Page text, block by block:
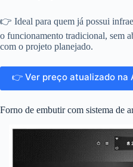
👉 Ideal para quem já possui
o funcionamento tradicional, sem
com o projeto planejado.
👉 Ver preço atualizado na
Forno de embutir com sistema de